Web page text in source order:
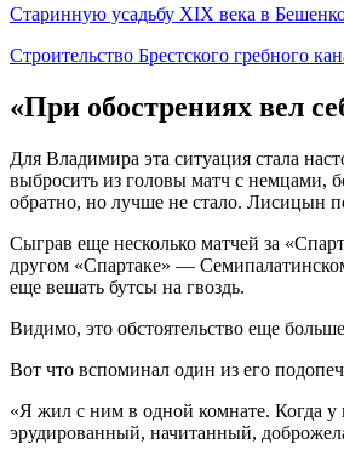
Старинную усадьбу XIX века в
Строительство Брестского гребного
«При обострениях вел
Для Владимира эта ситуация стала
выбросить из головы матч с немцами,
обратно, но лучше не стало. Лисицын
Сыграв еще несколько матчей за
другом «Спартаке» —
еще вешать бутсы на гвоздь.
Видимо, это обстоятельство еще
Вот что вспоминал один из его
«Я жил с ним в одной комнате. Когда у
эрудированный, начитанный,